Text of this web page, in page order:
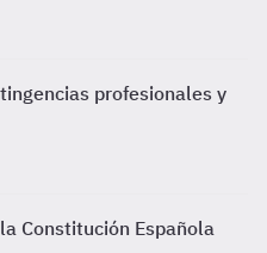
profesionales y
Constitución Española